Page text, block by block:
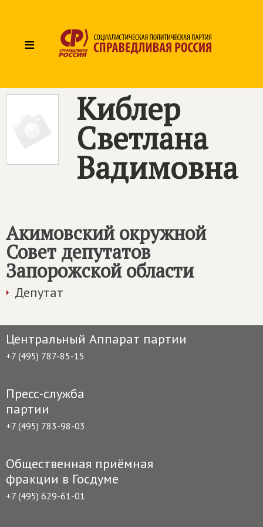
≡
Киблер
Светлана
Вадимовна
Акимовский окружной
Совет депутатов
Запорожской области
Депутат
Центральный Аппарат партии
+7 (495) 787-85-15
Пресс-служба
партии
+7 (495) 783-98-03
Общественная приёмная
фракции в Госдуме
+7 (495) 629-61-01